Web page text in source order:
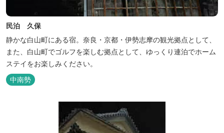
民泊 久保
静かな白山町にある宿。奈良・京都・伊勢志摩の観光拠点として、
また、白山町でゴルフを楽しむ拠点として、ゆっくり連泊でホーム
ステイをお楽しみください。
中南勢